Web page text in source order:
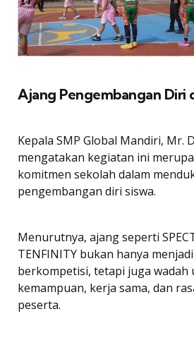
Ajang Pengembangan Diri
Kepala SMP Global Mandiri, Mr.
mengatakan kegiatan ini
komitmen sekolah dalam
pengembangan diri siswa.
Menurutnya, ajang seperti
TENFINITY bukan hanya
berkompetisi, tetapi juga wadah
kemampuan, kerja sama, dan
peserta.